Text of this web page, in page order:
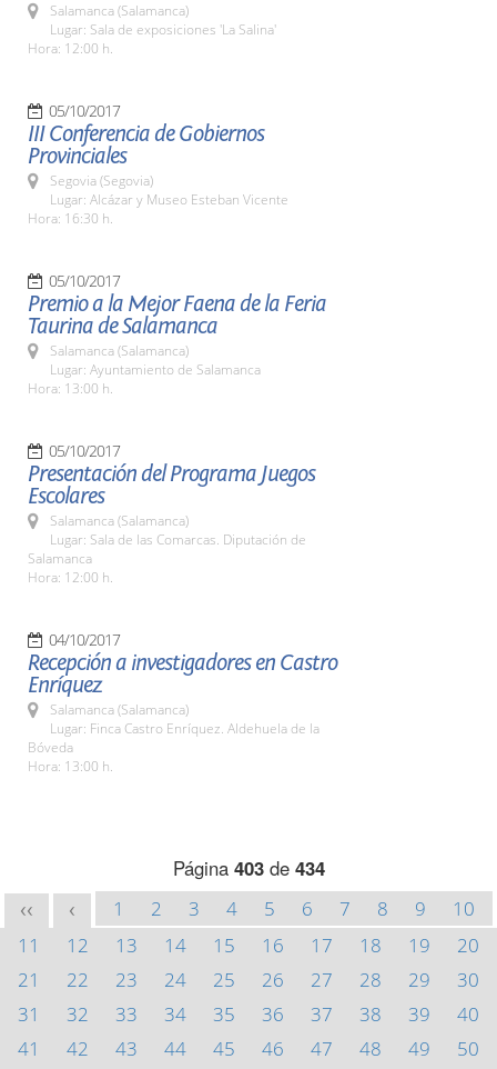
Salamanca (Salamanca)
Lugar: Sala de exposiciones 'La Salina'
Hora: 12:00 h.
05/10/2017
III Conferencia de Gobiernos
Provinciales
Segovia (Segovia)
Lugar: Alcázar y Museo Esteban Vicente
Hora: 16:30 h.
05/10/2017
Premio a la Mejor Faena de la Feria
Taurina de Salamanca
Salamanca (Salamanca)
Lugar: Ayuntamiento de Salamanca
Hora: 13:00 h.
05/10/2017
Presentación del Programa Juegos
Escolares
Salamanca (Salamanca)
Lugar: Sala de las Comarcas. Diputación de
Salamanca
Hora: 12:00 h.
04/10/2017
Recepción a investigadores en Castro
Enríquez
Salamanca (Salamanca)
Lugar: Finca Castro Enríquez. Aldehuela de la
Bóveda
Hora: 13:00 h.
Página 403de 434
<< < 1 2 3 4 5 6 7 8 9
10
11
12 13 14 15 16 17 18 19
20
21
22 23 24 25 26 27 28 29
30
31
32 33 34 35 36 37 38 39
40
41
42 43 44 45 46 47 48 49
50